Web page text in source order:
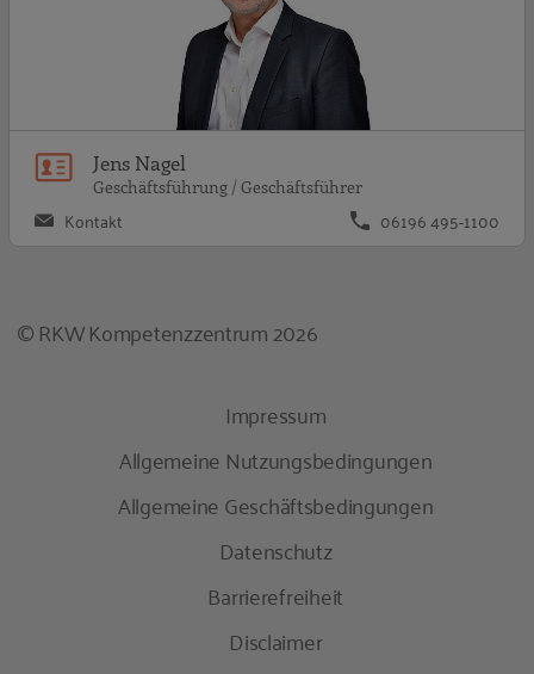
Jens Nagel
Geschäftsführung / Geschäftsführer
Kontakt 06196 495-1100
© RKW Kompetenzzentrum 2026
Impressum
Allgemeine Nutzungsbedingungen
Allgemeine Geschäftsbedingungen
Datenschutz
Barrierefreiheit
Disclaimer